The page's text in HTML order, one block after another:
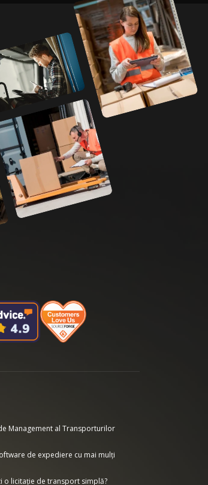
Management al Transporturilor
de expediere cu mai mulți
o licitație de transport simplă?